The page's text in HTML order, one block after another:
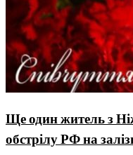
Ще один житель з
обстрілу РФ на